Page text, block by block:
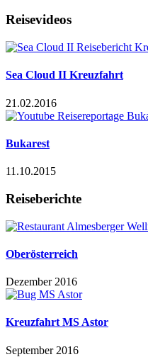
Reisevideos
Sea Cloud II Kreuzfahrt
21.02.2016
Bukarest
11.10.2015
Reiseberichte
Oberösterreich
Dezember 2016
Kreuzfahrt MS Astor
September 2016